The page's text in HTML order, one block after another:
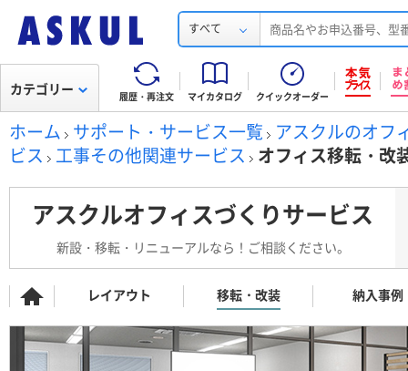
すべて
履歴・再注文 マイカタログ クイックオーダー
カテゴリー
ホーム サポート・サービス一覧
アスクルのオフ
ビス
工事その他関連サービス オフィス移転・改
アスクルオフィスづくりサービス
新設・移転・リニューアルなら！ご相談ください。
レイアウト 移転・改装 納入事例